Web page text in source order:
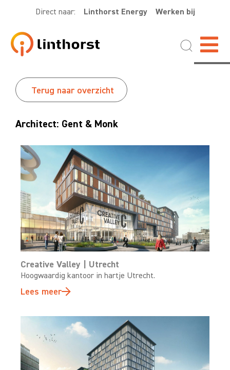
Direct naar: Linthorst Energy Werken bij
Terug naar overzicht
Architect: Gent & Monk
Creative Valley | Utrecht
Hoogwaardig kantoor in hartje Utrecht.
Lees meer